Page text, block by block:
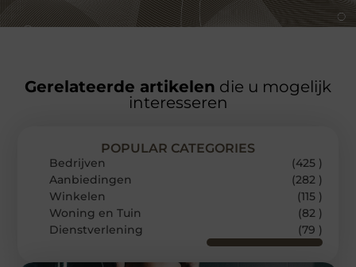
Gerelateerde artikelen die u mogelijk
interesseren
POPULAR CATEGORIES
Bedrijven
(425 )
Aanbiedingen
(282 )
Winkelen
(115 )
Woning en Tuin
(82 )
Dienstverlening
(79 )